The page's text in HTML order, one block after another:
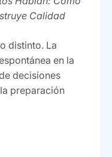
Calidad
distinto. La
en la
decisiones
preparación